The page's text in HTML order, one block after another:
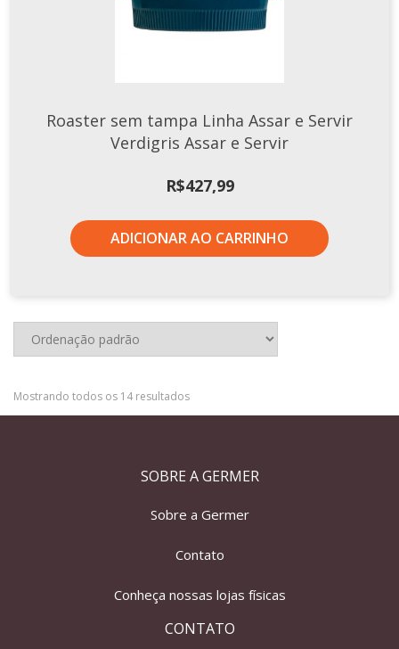
Roaster sem tampa Linha Assar e Servir
Verdigris Assar e Servir
R$427,99
ADICIONAR AO CARRINHO
Mostrando todos os 14 resultados
SOBRE A GERMER
Sobre a Germer
Contato
Conheça nossas lojas físicas
CONTATO